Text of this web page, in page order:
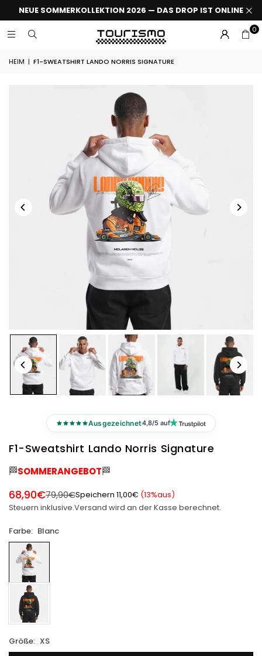
NEUE SOMMERKOLLEKTION 2026 — DAS DROP IST ONLINE
0
HEIM | F1-SWEATSHIRT LANDO NORRIS SIGNATURE
Ausgezeichnet4,8/5 auf
F1-Sweatshirt Lando Norris Signature
🏁SOMMERANGEBOT🏁
Normaler
Preis
68,90€79,90€Speichern 11,00€ (13%aus)
Steuern inklusive.Versand wird an der Kasse berechnet.
Farbe: Blanc
Größe: XS